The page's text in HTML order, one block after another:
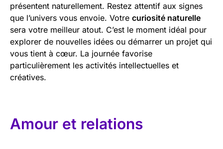
présentent naturellement. Restez attentif aux signes
que l’univers vous envoie. Votre curiosité naturelle
sera votre meilleur atout. C’est le moment idéal pour
explorer de nouvelles idées ou démarrer un projet qui
vous tient à cœur. La journée favorise
particulièrement les activités intellectuelles et
créatives.
Amour et relations